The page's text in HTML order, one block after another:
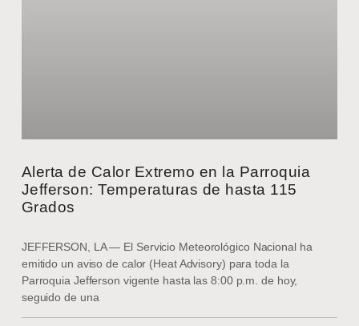
Alerta de Calor Extremo en la Parroquia
Jefferson: Temperaturas de hasta 115
Grados
JEFFERSON, LA — El Servicio Meteorológico Nacional ha
emitido un aviso de calor (Heat Advisory) para toda la
Parroquia Jefferson vigente hasta las 8:00 p.m. de hoy,
seguido de una